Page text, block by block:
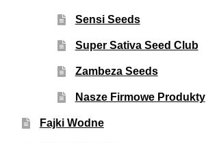
Sensi Seeds
Super Sativa Seed Club
Zambeza Seeds
Nasze Firmowe Produkty
Fajki Wodne